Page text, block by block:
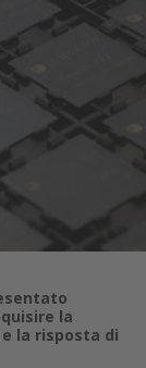
la
la risposta di